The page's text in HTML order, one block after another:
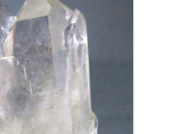
de Roche
€